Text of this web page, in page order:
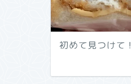
初めて見つけて！